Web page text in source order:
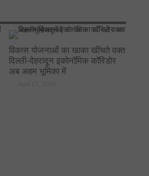
विकास योजनाओं का खाका खींचते वक्त
दिल्ली-देहरादून इकोनॉमिक कॉरिडोर
अब अहम भूमिका में